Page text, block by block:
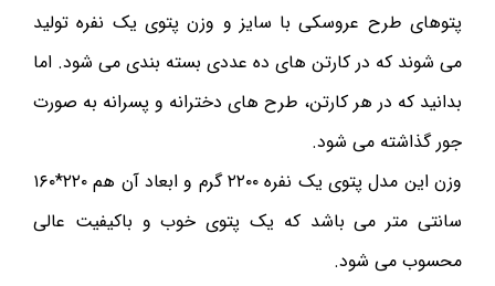
پتوهای طرح عروسکی با سایز و وزن پتوی یک نفره تولید
می شوند که در کارتن های ده عددی بسته بندی می شود. اما
بدانید که در هر کارتن، طرح های دخترانه و پسرانه به صورت
جور گذاشته می شود.
وزن این مدل پتوی یک نفره ۲۲۰۰ گرم و ابعاد آن هم ۲۲۰*۱۶۰
سانتی متر می باشد که یک پتوی خوب و باکیفیت عالی
محسوب می شود.